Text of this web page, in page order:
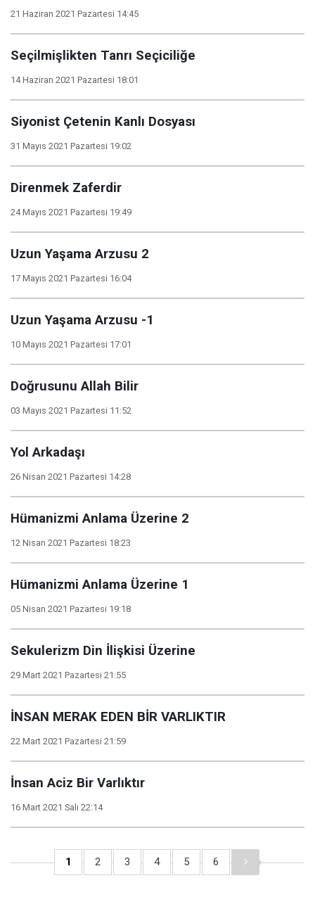
21 Haziran 2021 Pazartesi 14:45
Seçilmişlikten Tanrı Seçiciliğe
14 Haziran 2021 Pazartesi 18:01
Siyonist Çetenin Kanlı Dosyası
31 Mayıs 2021 Pazartesi 19:02
Direnmek Zaferdir
24 Mayıs 2021 Pazartesi 19:49
Uzun Yaşama Arzusu 2
17 Mayıs 2021 Pazartesi 16:04
Uzun Yaşama Arzusu -1
10 Mayıs 2021 Pazartesi 17:01
Doğrusunu Allah Bilir
03 Mayıs 2021 Pazartesi 11:52
Yol Arkadaşı
26 Nisan 2021 Pazartesi 14:28
Hümanizmi Anlama Üzerine 2
12 Nisan 2021 Pazartesi 18:23
Hümanizmi Anlama Üzerine 1
05 Nisan 2021 Pazartesi 19:18
Sekulerizm Din İlişkisi Üzerine
29 Mart 2021 Pazartesi 21:55
İNSAN MERAK EDEN BİR VARLIKTIR
22 Mart 2021 Pazartesi 21:59
İnsan Aciz Bir Varlıktır
16 Mart 2021 Salı 22:14
1 2 3 4 5 6